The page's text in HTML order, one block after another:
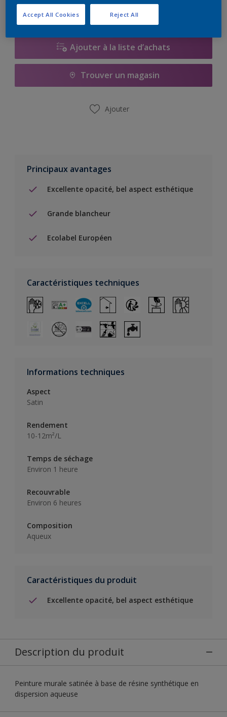
Ajouter à la liste d’achats
Trouver un magasin
Ajouter
Principaux avantages
Excellente opacité, bel aspect esthétique
Grande blancheur
Ecolabel Européen
Caractéristiques techniques
Informations techniques
Aspect
Satin
Rendement
10-12m²/L
Temps de séchage
Environ 1 heure
Recouvrable
Environ 6 heures
Composition
Aqueux
Caractéristiques du produit
Excellente opacité, bel aspect esthétique
Description du produit
Peinture murale satinée à base de résine synthétique en
dispersion aqueuse
Reject All
Accept All Cookies